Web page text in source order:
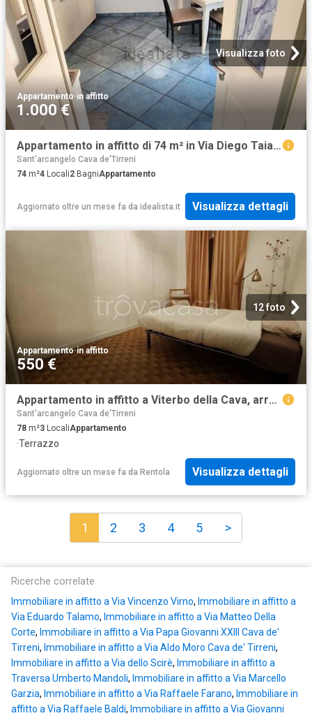
Visualizza foto
Appartamento·in affitto
1.000 €
Appartamento in affitto di 74 m² in Via Diego Taiani, 5
Sant'arcangelo Cava de'Tirreni
74 m²4 Locali2 BagniAppartamento
Aggiornato oltre un mese fa da idealista.it Visualizza dettagli
12 foto
Appartamento·in affitto
550 €
Appartamento in affitto a Viterbo della Cava, arredato, terrazzo, centrale TrovaCasa
Sant'arcangelo Cava de'Tirreni
78 m²3 LocaliAppartamento
·Terrazzo
Aggiornato oltre un mese fa da Rentola Visualizza dettagli
1 2 3 4 5 >
Ricerche correlate
Immobiliare in affitto a Via Vincenzo Virno, Immobiliare in affitto a
Via Eduardo Talamo, Immobiliare in affitto a Via Matteo Della
Corte, Immobiliare in affitto a Via Papa Giovanni XXIII Cava de'
Tirreni, Immobiliare in affitto a Via Aldo Moro Cava de' Tirreni,
Immobiliare in affitto a Via dello Scirè, Immobiliare in affitto a
Traversa Umberto Mandoli, Immobiliare in affitto a Via Marcello
Garzia, Immobiliare in affitto a Via Raffaele Farano, Immobiliare in
affitto a Via Raffaele Baldi, Immobiliare in affitto a Via Giovanni